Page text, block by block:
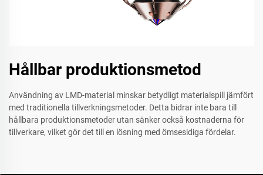
Hållbar produktionsmetod
Användning av LMD-material minskar betydligt materialspill jämfört
med traditionella tillverkningsmetoder. Detta bidrar inte bara till
hållbara produktionsmetoder utan sänker också kostnaderna för
tillverkare, vilket gör det till en lösning med ömsesidiga fördelar.